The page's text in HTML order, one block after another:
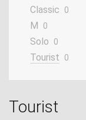
Classic 0
M 0
Solo 0
Tourist 0
Tourist